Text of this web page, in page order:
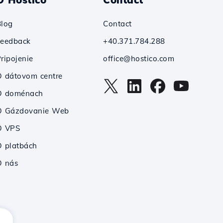
dátovom centre
doménach
Gázdovanie Web
VPS
platbách
nás
Contact
+40.371.784.288
office@hostico.com